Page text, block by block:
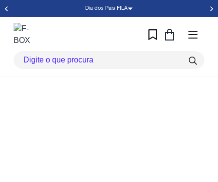
Dia dos Pais FILA